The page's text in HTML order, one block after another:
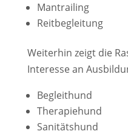
Mantrailing
Reitbegleitung
Weiterhin zeigt die
Interesse an
Begleithund
Therapiehund
Sanitätshund